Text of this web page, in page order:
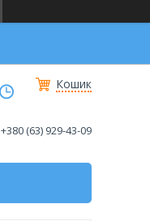
Кошик
+380 (63) 929-43-09